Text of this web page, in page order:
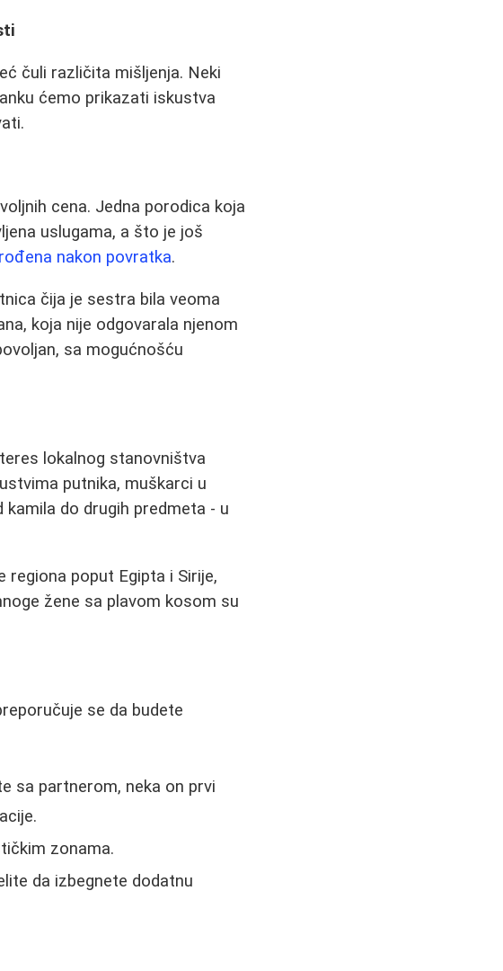
čuli različita mišljenja. Neki
ćemo prikazati iskustva
cena. Jedna porodica koja
uslugama, a što je još
nakon povratka.
čija je sestra bila veoma
koja nije odgovarala njenom
sa mogućnošću
lokalnog stanovništva
putnika, muškarci u
do drugih predmeta - u
regiona poput Egipta i Sirije,
žene sa plavom kosom su
se da budete
sa partnerom, neka on prvi
zonama.
da izbegnete dodatnu